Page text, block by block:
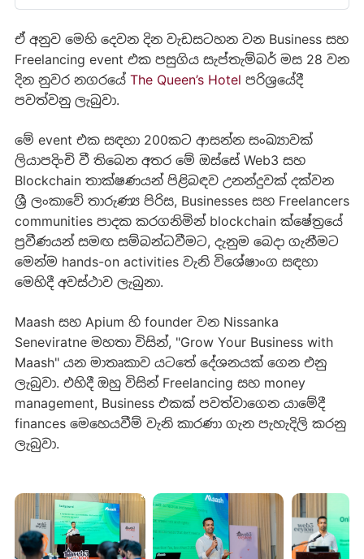
ඒ අනුව මෙ​හි දෙවන දින වැඩසටහන වන Business සහ
Freelancing event එක පසුගිය සැප්තැම්බර් මස 28 වන
දින නුවර නගරයේ The Queen’s Hotel පරිශ්‍රයේ​දී
පවත්වනු ලැබුවා.
මේ event එක සඳහා 200ක​ට ආසන්න සංඛ්‍යාවක්
ලියාපදිංචි වී තිබෙන අතර මේ ඔස්සේ Web3 සහ
Blockchain තාක්ෂණයන් පිළිබඳව උනන්දුවක් දක්වන
ශ්‍රී ලංකාවේ තාරුණ්‍ය පිරිස, Businesses සහ Freelancers
communities පාදක කරගනිමින් blockchain ක්ෂේත්‍රයේ
ප්‍රවීණයන් සමඟ සම්බන්ධවීමට, දැනුම බෙදා ගැනීමට
මෙන්ම hands-on activities වැනි විශේෂාං​ග සඳ​හා
මෙහිදී අවස්ථාව ලැබුනා.
Maash සහ Apium හි founder වන Nissanka
Seneviratne මහතා විසින්, ​​"Grow Your Business with
Maash" යන මාතෘකාව යටතේ දේශනයක් ගෙන එනු
ලැබුවා. එහිදී ඔහු විසින් Freelancing සහ money
management, Business එකක් පවත්වාගෙන යාමේ​දී
finances මෙහෙයවීම් වැනි කාරණා ගැ​න පැහැදිලි කරනු
ලැබුවා.